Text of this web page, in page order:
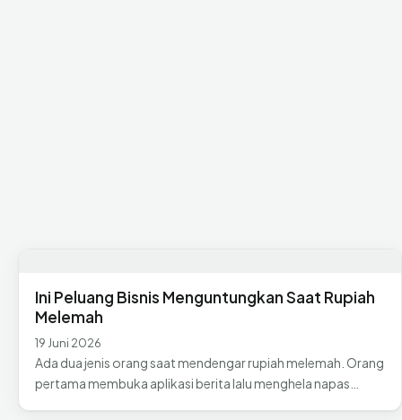
Ini Peluang Bisnis Menguntungkan Saat Rupiah
Melemah
19 Juni 2026
Ada dua jenis orang saat mendengar rupiah melemah. Orang
pertama membuka aplikasi berita lalu menghela napas…